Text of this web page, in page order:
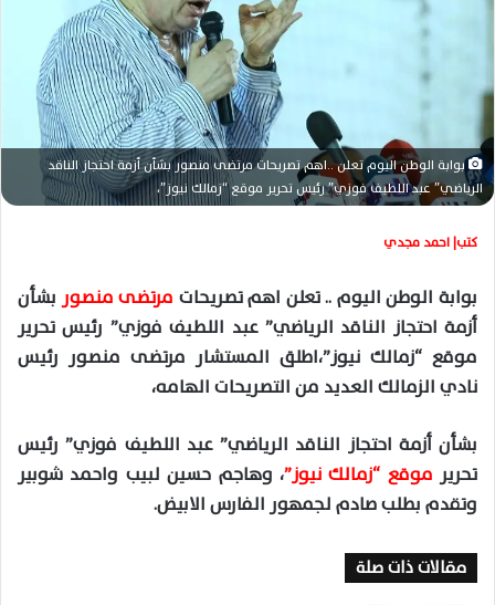
ت
ر
و
ن
بوابة الوطن اليوم تعلن ..اهم تصريحات مرتضى منصور بشأن أزمة احتجاز الناقد
الرياضي” عبد اللطيف فوزي” رئيس تحرير موقع “زمالك نيوز”،
كتب| احمد مجدي
بوابة الوطن اليوم .. تعلن اهم تصريحات مرتضى منصور بشأن
أزمة احتجاز الناقد الرياضي” عبد اللطيف فوزي” رئيس تحرير
موقع “زمالك نيوز”،اطلق المستشار مرتضى منصور رئيس
نادي الزمالك العديد من التصريحات الهامه،
بشأن أزمة احتجاز الناقد الرياضي” عبد اللطيف فوزي” رئيس
تحرير موقع “زمالك نيوز”، وهاجم حسين لبيب واحمد شوبير
وتقدم بطلب صادم لجمهور الفارس الابيض.
مقالات ذات صلة